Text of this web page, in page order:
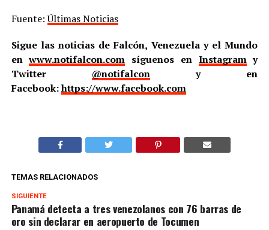
Fuente:Últimas Noticias
Sigue las noticias de Falcón, Venezuela y el Mundo
enwww.notifalcon.com síguenos en Instagramy
Twitter @notifalcony en
Facebook:https://www.facebook.com
TEMAS RELACIONADOS
SIGUIENTE
Panamá detecta a tres venezolanos con 76 barras de
oro sin declarar en aeropuerto de Tocumen